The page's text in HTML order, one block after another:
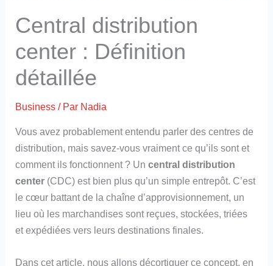
Central distribution
center : Définition
détaillée
Business / Par Nadia
Vous avez probablement entendu parler des centres de
distribution, mais savez-vous vraiment ce qu’ils sont et
comment ils fonctionnent ? Uncentral distribution
center (CDC) est bien plus qu’un simple entrepôt. C’est
le cœur battant de la chaîne d’approvisionnement, un
lieu où les marchandises sont reçues, stockées, triées
et expédiées vers leurs destinations finales.
Dans cet article, nous allons décortiquer ce concept, en